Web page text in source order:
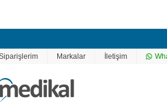
Markalar İletişim